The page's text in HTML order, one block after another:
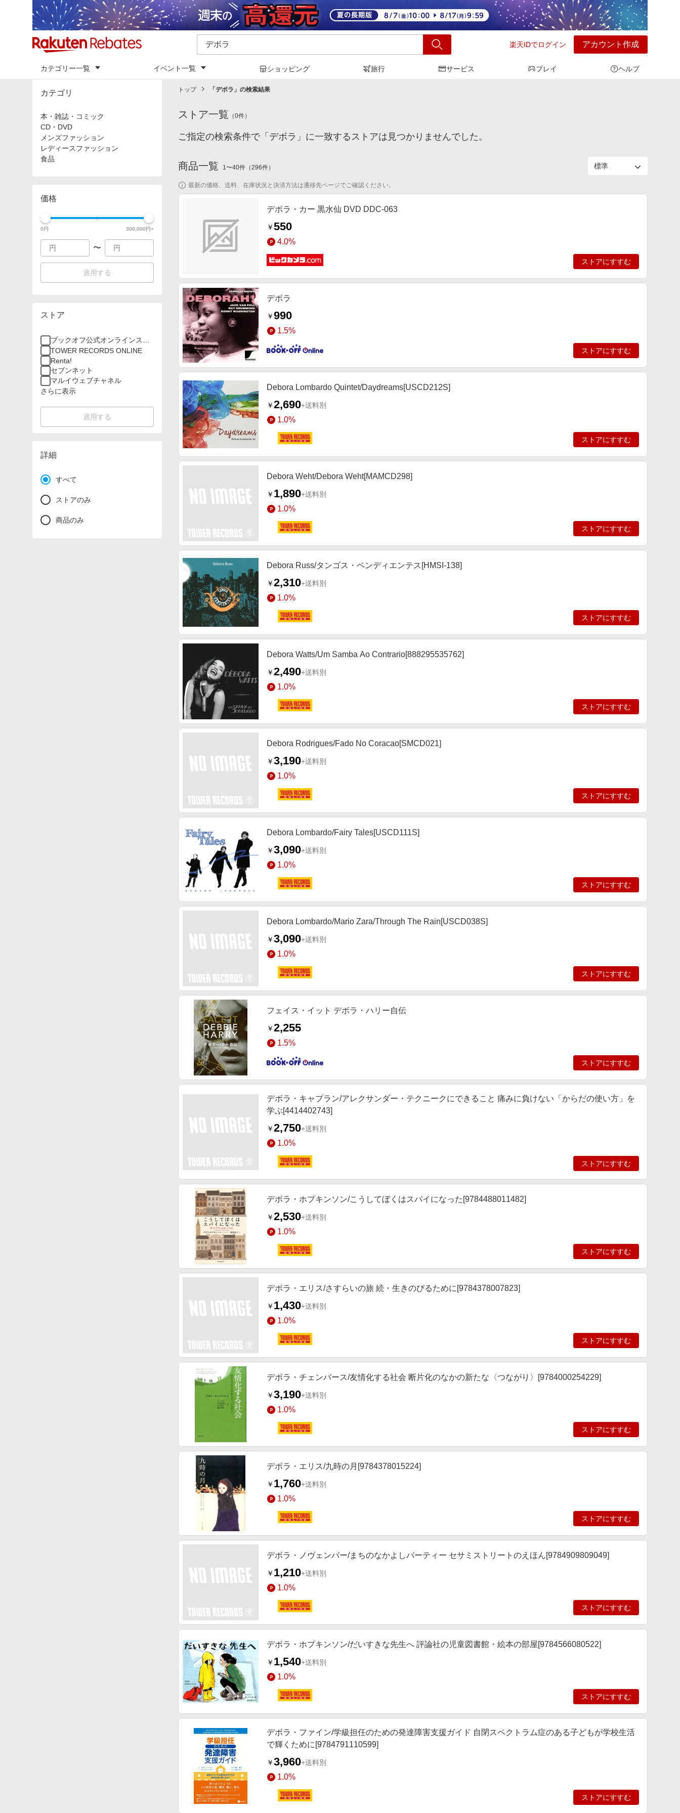
楽天IDでログイン アカウント作成
カテゴリー一覧 イベント一覧 ショッピング 旅行 サービス プレイ ヘルプ
カテゴリ
本・雑誌・コミック
CD・DVD
メンズファッション
レディースファッション
食品
価格
0円 300,000円+
〜
適用する
ストア
ブックオフ公式オンラインスト
ア
TOWER RECORDS ONLINE
Renta!
セブンネット
マルイウェブチャネル
さらに表示
適用する
詳細
すべて
ストアのみ
商品のみ
トップ 「 デボラ 」の検索結果
ストア一覧 （0件）
ご指定の検索条件で「デボラ」に一致するストアは見つかりませんでした。
商品一覧 1〜40件 （296件）
最新の価格、送料、在庫状況と決済方法は遷移先ページでご確認ください。
デボラ・カー 黒水仙 DVD DDC-063
￥550
4.0%
ストアにすすむ
デボラ
￥990
1.5%
ストアにすすむ
Debora Lombardo Quintet/Daydreams[USCD212S]
￥2,690+送料別
1.0%
ストアにすすむ
Debora Weht/Debora Weht[MAMCD298]
￥ 1,890+送料別
1.0%
ストアにすすむ
Debora Russ/タンゴス・ペンディエンテス[HMSI-138]
￥2,310+送料別
1.0%
ストアにすすむ
Debora Watts/Um Samba Ao Contrario[888295535762]
￥2,490+送料別
1.0%
ストアにすすむ
Debora Rodrigues/Fado No Coracao[SMCD021]
￥3,190+送料別
1.0%
ストアにすすむ
Debora Lombardo/Fairy Tales[USCD111S]
￥3,090+送料別
1.0%
ストアにすすむ
Debora Lombardo/Mario Zara/Through The Rain[USCD038S]
￥3,090+送料別
1.0%
ストアにすすむ
フェイス・イット デボラ・ハリー自伝
￥2,255
1.5%
ストアにすすむ
デボラ・キャプラン/アレクサンダー・テクニークにできること 痛みに負けない「からだの使い方」を
学ぶ[4414402743]
￥2,750+送料別
1.0%
ストアにすすむ
デボラ・ホプキンソン/こうしてぼくはスパイになった[9784488011482]
￥2,530+送料別
1.0%
ストアにすすむ
デボラ・エリス/さすらいの旅 続・生きのびるために[9784378007823]
￥ 1,430+送料別
1.0%
ストアにすすむ
デボラ・チェンバース/友情化する社会 断片化のなかの新たな〈つながり〉[9784000254229]
￥3,190+送料別
1.0%
ストアにすすむ
デボラ・エリス/九時の月[9784378015224]
￥ 1,760+送料別
1.0%
ストアにすすむ
デボラ・ノヴェンバー/まちのなかよしパーティー セサミストリートのえほん[9784909809049]
￥ 1,210+送料別
1.0%
ストアにすすむ
デボラ・ホプキンソン/だいすきな先生へ 評論社の児童図書館・絵本の部屋[9784566080522]
￥ 1,540+送料別
1.0%
ストアにすすむ
デボラ・ファイン/学級担任のための発達障害支援ガイド 自閉スペクトラム症のある子どもが学校生活
で輝くために[9784791110599]
￥3,960+送料別
1.0%
ストアにすすむ